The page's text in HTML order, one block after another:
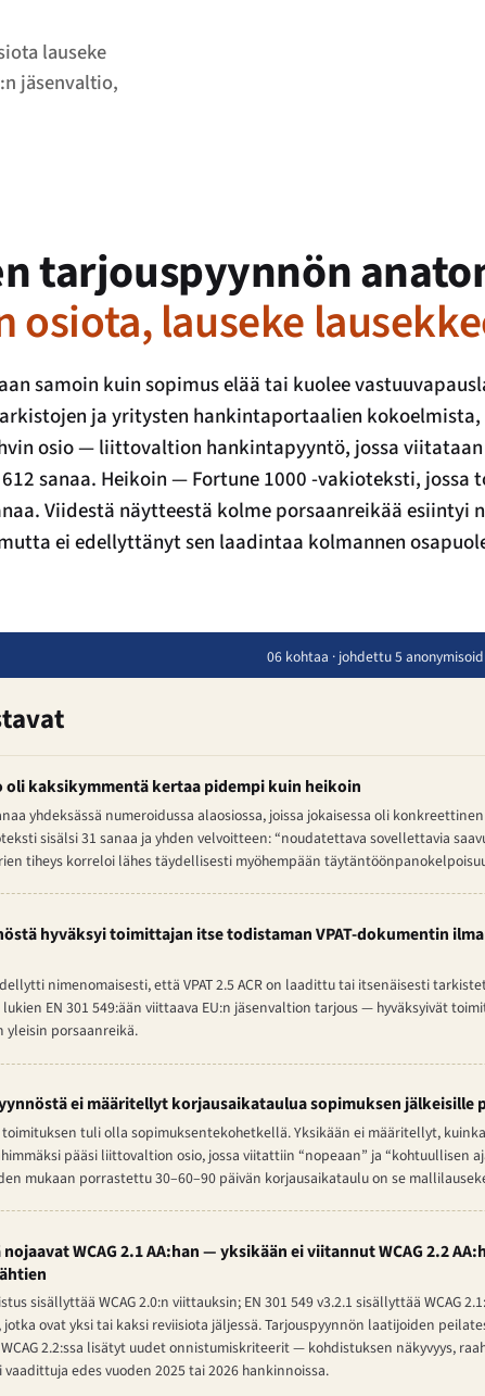
lauseke
jäsenvaltio,
tarjouspyynnön
lauseke
samoin kuin sopimus elää tai kuolee
ja yritysten hankintaportaalien
osio — liittovaltion hankintapyyntö, jossa viitataan
612 sanaa. Heikoin — Fortune 1000 -vakioteksti,
Viidestä näytteestä kolme porsaanreikää esiintyi
ei edellyttänyt sen laadintaa kolmannen
06 kohtaa · johdettu 5
oli kaksikymmentä kertaa pidempi kuin heikoin
yhdeksässä numeroidussa alaosiossa, joissa jokaisessa oli
sisälsi 31 sanaa ja yhden velvoitteen: “noudatettava sovellettavia
tiheys korreloi lähes täydellisesti myöhempään
hyväksyi toimittajan itse todistaman VPAT-dokumentin
nimenomaisesti, että VPAT 2.5 ACR on laadittu tai itsenäisesti
EN 301 549:ään viittaava EU:n jäsenvaltion tarjous — hyväksyivät
yleisin porsaanreikä.
ei määritellyt korjausaikataulua sopimuksen jälkeisille
tuli olla sopimuksentekohetkellä. Yksikään ei määritellyt,
pääsi liittovaltion osio, jossa viitattiin “nopeaan” ja “kohtuullisen
mukaan porrastettu 30–60–90 päivän korjausaikataulu on se
WCAG 2.1 AA:han — yksikään ei viitannut WCAG 2.2
sisällyttää WCAG 2.0:n viittauksin; EN 301 549 v3.2.1 sisällyttää WCAG
ovat yksi tai kaksi reviisiota jäljessä. Tarjouspyynnön laatijoiden
2.2:ssa lisätyt uudet onnistumiskriteerit — kohdistuksen näkyvyys,
edes vuoden 2025 tai 2026 hankinnoissa.